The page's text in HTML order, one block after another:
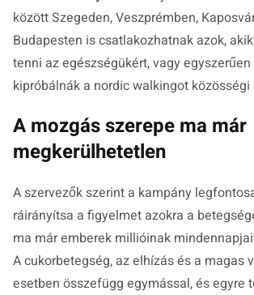
között Szegeden, Veszprémben,
Budapesten is csatlakozhatnak azok,
tenni az egészségükért, vagy
kipróbálnák a nordic walkingot
A mozgás szerepe ma már
megkerülhetetlen
A szervezők szerint a kampány
ráirányítsa a figyelmet azokra a
ma már emberek millióinak
A cukorbetegség, az elhízás és a magas
esetben összefügg egymással, és egyre